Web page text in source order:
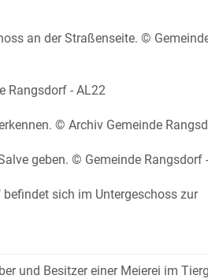
an der Straßenseite. ©
Rangsdorf - AL22
© Archiv Gemeinde
geben. © Gemeinde Rangsdorf
sich im Untergeschoss zur
und Besitzer einer Meierei im